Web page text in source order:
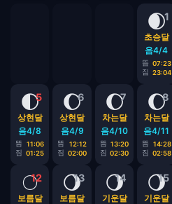
1
🌒
초승달
음4/4
뜸 07:23
짐 23:04
5
🌓
상현달
음4/8
뜸
11:06
짐 01:25
6
🌔
상현달
음4/9
뜸
12:12
짐 02:00
7
🌔
차는달
음4/10
뜸 13:20
짐 02:30
8
🌔
차는달
음4/11
뜸
14:28
짐 02:58
12
🌕
보름달
13
🌖
보름달
14
🌖
기운달
15
🌖
기운달